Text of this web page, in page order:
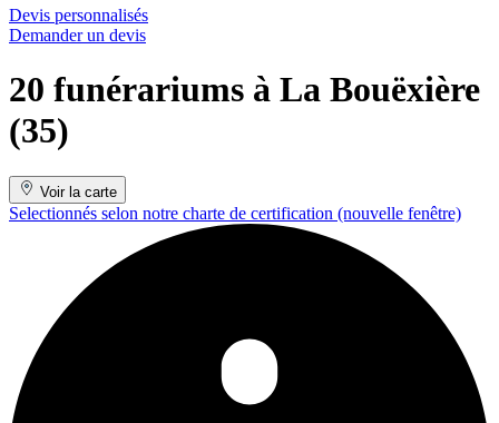
Devis personnalisés
Demander un devis
20 funérariums à La Bouëxière
(35)
Voir la carte
Selectionnés selon notre charte de certification (nouvelle fenêtre)